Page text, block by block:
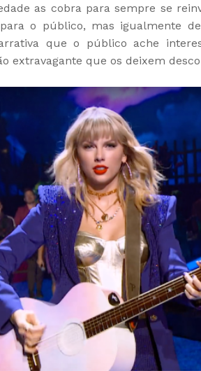
as cobra para sempre se
o público, mas igualmente
que o público ache
extravagante que os deixem